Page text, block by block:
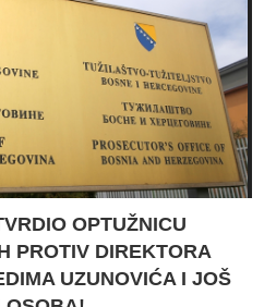
OPTUŽNICU
PROTIV DIREKTORA
UZUNOVIĆA I JOŠ